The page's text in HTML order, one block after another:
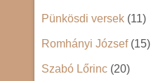
Pünkösdi versek (11)
Romhányi József(15)
Szabó Lőrinc (20)